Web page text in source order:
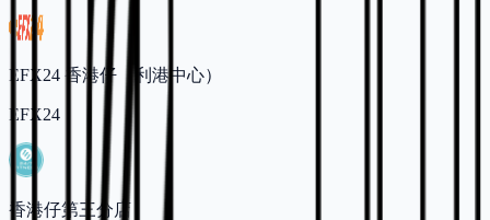
EFX24 香港仔（利港中心）
EFX24
香港仔第三分店